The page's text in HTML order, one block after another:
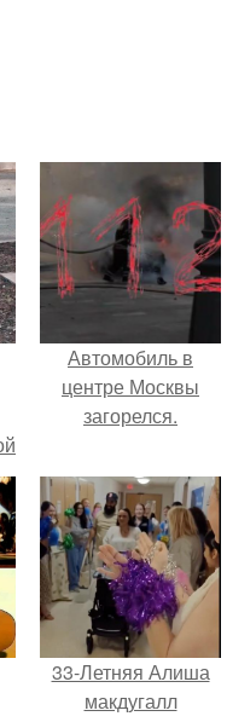
Автомобиль в
центре Москвы
загорелся.
33-Летняя Алиша
макдугалл